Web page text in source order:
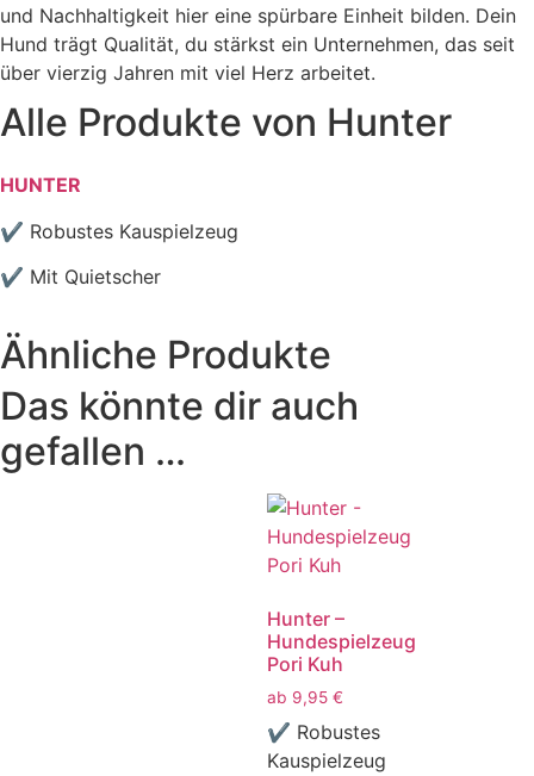
und Nachhaltigkeit hier eine spürbare Einheit bilden. Dein
Hund trägt Qualität, du stärkst ein Unternehmen, das seit
über vierzig Jahren mit viel Herz arbeitet.
Alle Produkte von Hunter
HUNTER
✔ Robustes Kauspielzeug
✔ Mit Quietscher
Ähnliche Produkte
Das könnte dir auch
gefallen …
Hunter –
Hundespielzeug
Pori Kuh
ab 9,95 €
✔ Robustes
Kauspielzeug